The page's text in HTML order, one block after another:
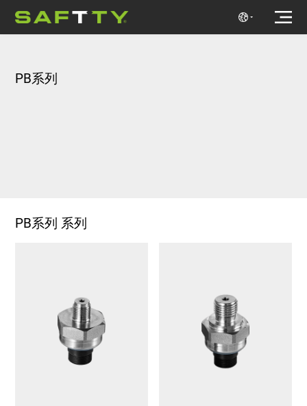
PB系列
PB系列 系列